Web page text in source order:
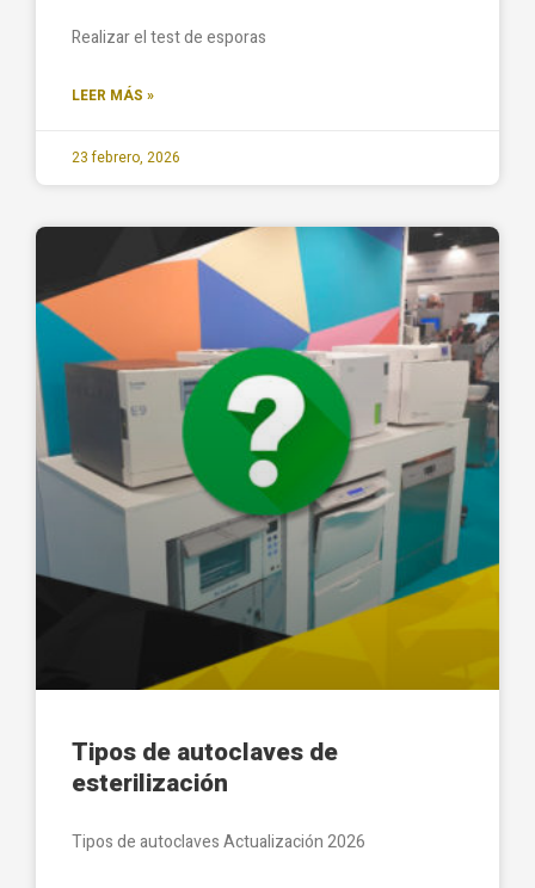
Realizar el test de esporas
LEER MÁS »
23 febrero, 2026
Tipos de autoclaves de
esterilización
Tipos de autoclaves Actualización 2026